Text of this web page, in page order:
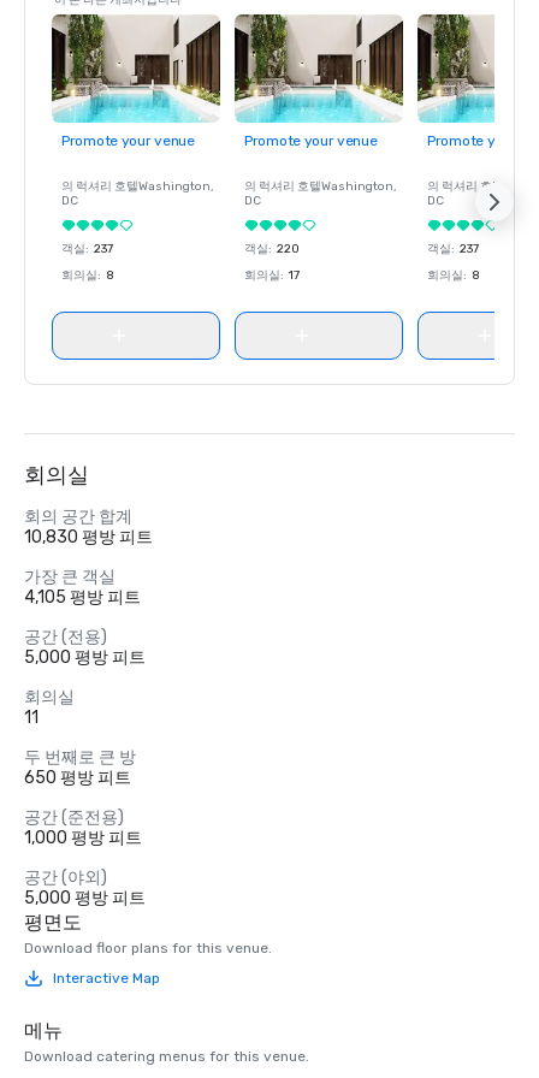
Promote your venue
의 럭셔리 호텔Washington,
DC
객실: 237
회의실: 8
Promote your venue
의 럭셔리 호텔Washington,
DC
객실: 220
회의실: 17
Promote your
의 럭셔리 호텔
DC
객실: 237
회의실: 8
회의실
회의 공간 합계
10,830 평방 피트
가장 큰 객실
4,105 평방 피트
공간 (전용)
5,000 평방 피트
회의실
11
두 번째로 큰 방
650 평방 피트
공간 (준전용)
1,000 평방 피트
공간 (야외)
5,000 평방 피트
평면도
Download floor plans for this venue.
Interactive Map
메뉴
Download catering menus for this venue.